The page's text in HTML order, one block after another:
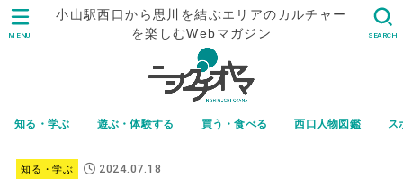
小山駅西口から思川を結ぶエリアのカルチャー
を楽しむWebマガジン
知る・学ぶ 遊ぶ・体験する 買う・食べる 西口人物図鑑 ス
SEARCH
MENU
知る・学ぶ 2024.07.18